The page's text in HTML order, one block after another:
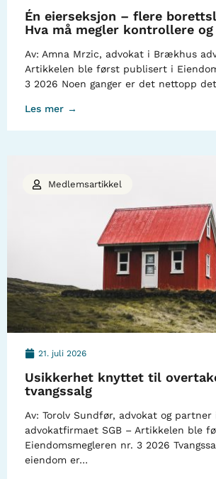
Én eierseksjon – flere
Hva må megler kontrollere
Av: Amna Mrzic, advokat i Brækhus
Artikkelen ble først publisert i
3 2026 Noen ganger er det nettopp
Les mer →
21. juli 2026
Usikkerhet knyttet til
tvangssalg
Av: Torolv Sundfør, advokat og partner
advokatfirmaet SGB – Artikkelen ble
Eiendomsmegleren nr. 3 2026
eiendom er…
Medlemsartikkel